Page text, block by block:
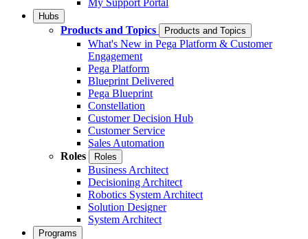
My Support Portal
Hubs
Products and Topics Products and Topics
What's New in Pega Platform & Customer
Engagement
Pega Platform
Blueprint Delivered
Pega Blueprint
Constellation
Customer Decision Hub
Customer Service
Sales Automation
Roles
Roles
Business Architect
Decisioning Architect
Robotics System Architect
Solution Designer
System Architect
Programs